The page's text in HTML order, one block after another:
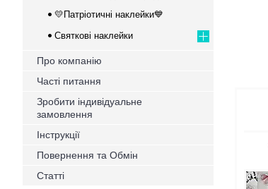
💛Патріотичні наклейки💙
Святкові наклейки
Про компанію
Часті питання
Зробити індивідуальне
замовлення
Інструкції
Повернення та Обмін
Статті